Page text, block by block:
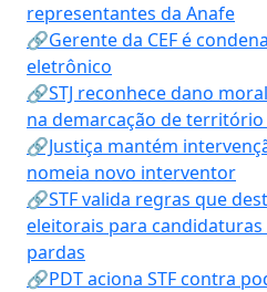
representantes da Anafe
🔗Gerente da CEF é
eletrônico
🔗STJ reconhece dano
na demarcação de
🔗Justiça mantém
nomeia novo interventor
🔗STF valida regras que
eleitorais para candidaturas
pardas
🔗PDT aciona STF contra